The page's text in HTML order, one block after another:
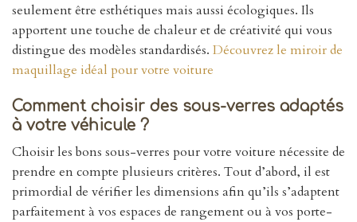
seulement être esthétiques mais aussi écologiques. Ils
apportent une touche de chaleur et de créativité qui vous
distingue des modèles standardisés. Découvrez le miroir de
maquillage idéal pour votre voiture
Comment choisir des sous-verres adaptés
à votre véhicule ?
Choisir les bons sous-verres pour votre voiture nécessite de
prendre en compte plusieurs critères. Tout d’abord, il est
primordial de vérifier les dimensions afin qu’ils s’adaptent
parfaitement à vos espaces de rangement ou à vos porte-